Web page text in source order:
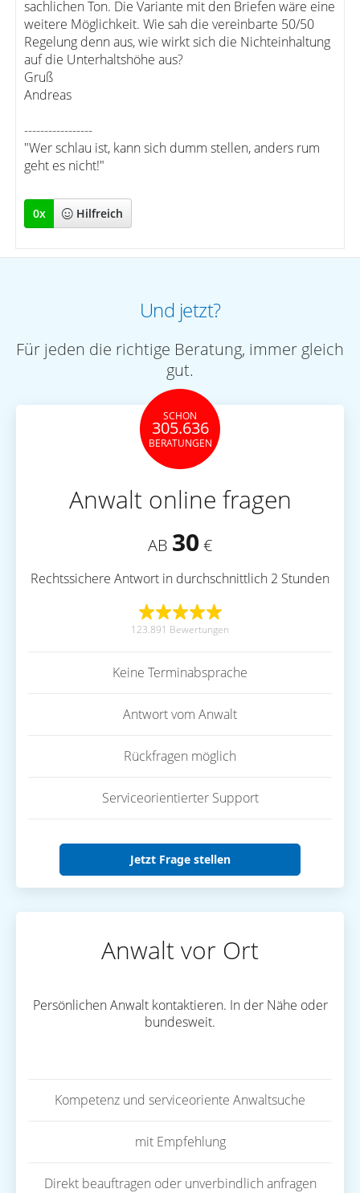
sachlichen Ton. Die Variante mit den Briefen wäre eine
weitere Möglichkeit. Wie sah die vereinbarte 50/50
Regelung denn aus, wie wirkt sich die Nichteinhaltung
auf die Unterhaltshöhe aus?
Gruß
Andreas
-----------------
"Wer schlau ist, kann sich dumm stellen, anders rum
geht es nicht!"
0x Hilfreich
Und jetzt?
Für jeden die richtige Beratung, immer gleich
gut.
SCHON
305.636
BERATUNGEN
Anwalt online fragen
AB 30 €
Rechtssichere Antwort in durchschnittlich 2 Stunden
123.891 Bewertungen
Keine Terminabsprache
Antwort vom Anwalt
Rückfragen möglich
Serviceorientierter Support
Jetzt Frage stellen
Anwalt vor Ort
Persönlichen Anwalt kontaktieren. In der Nähe oder
bundesweit.
Kompetenz und serviceoriente Anwaltsuche
mit Empfehlung
Direkt beauftragen oder unverbindlich anfragen